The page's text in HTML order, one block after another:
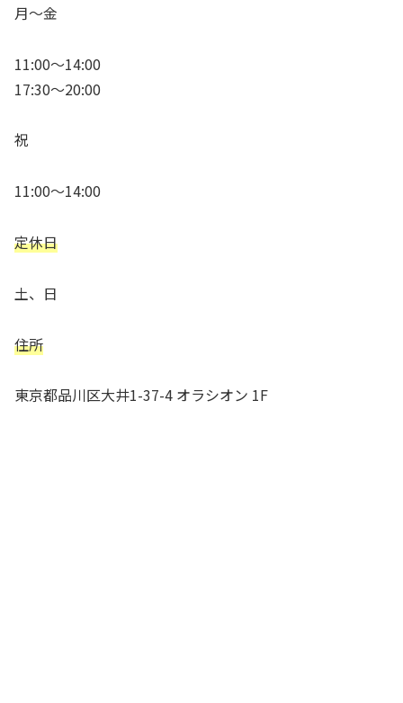
月～金
11:00〜14:00
17:30〜20:00
祝
11:00～14:00
定休日
土、日
住所
東京都品川区大井1-37-4 オラシオン 1F